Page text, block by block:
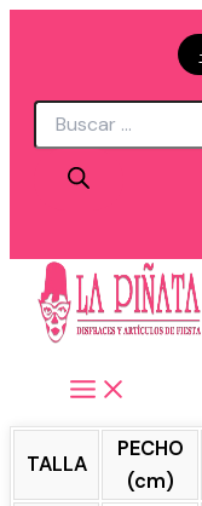
Búsqueda
TALLA
PECHO
(cm)